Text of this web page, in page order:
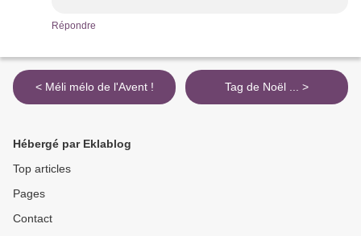
Répondre
< Méli mélo de l'Avent ! Tag de Noël ... >
Hébergé par Eklablog
Top articles
Pages
Contact